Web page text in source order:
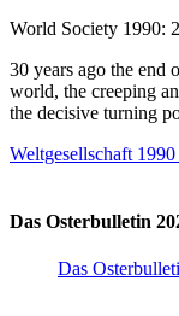
World Society 1990:
30 years ago the end
world, the creeping
the decisive turning
Weltgesellschaft
Das Osterbulletin
Das